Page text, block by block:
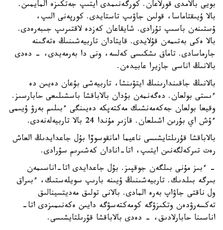
بويى بالامدى قورلاعان. كورگەنىمدى ايتىپ جەتكىزە المايمىن.
بالا ۇيىقتاماسا، قولىن جاۋىپ تاستايدى. كورپەنى الىپ،
ۇستىنەن باسىپ تۇرادى. شايقاعان كەزدە لاقتىرىپ جىبەرەدى.
بالا ەكى بەتىمەن قۇلايدى. قايتادان تاربيەشىنىڭ ەتەگىنە
جارماسادى. تاماق ىشكىسى كەلسە، ونى دا بەرمەيدى، - دەدى
بالانىڭ اناسى جازيرا عابيدەن.
بالانىڭ جاقىندارىنىڭ ايتۋىنشا، تاربيەشى بۇعان دەيىن دە
ءىستى بولعان. دەگەنمەن بۇدان بالاباقشا باسشىلىعى حابارسىز.
وقيعا بولعان جەكەمەنشىك مەكتەپكە دەيىنگى ءبىلىم بەرۋ ۇيىمى
ءۇش اي بۇرىن اشىلعان. قازىر مۇندا 24 بالا تاربيەلەنەدى.
بالاباقشا قۇرىلتايشىسى ناعيما امانقوسوۆا بۇل جاعدايدىڭ العاش
رەت تىركەلگەنىن ايتىپ، اتا-انادان كەشىرىم سۇرادى.
- ءبىز مۇنى بىلگەن جوقپىز. بۇل جاعدايدى اتا-اناسىمەن
بىرگە بىلدىك. تاربيەشىنىڭ ۇيىنە بارىپ سويلەستىك، ءبىراق
ول ناقتى جاۋاپ بەرە المادى. بالانى تولىق مەديتسينالىق
تەكسەرۋدەن وتكىزۋگە كومەكتەسۋگە دايىن ەكەنىمىزدى اتا-
اناسىنا حابارلادىق، - دەدى بالاباقشا قۇرىلتايشىسى.